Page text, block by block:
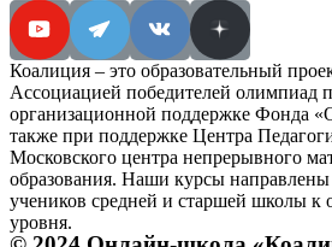
Коалиция – это образовательный
Ассоциацией победителей олимпиад
организационной поддержке Фонда
также при поддержке Центра
Московского центра непрерывного
образования. Наши курсы направлены
учеников средней и старшей школы к
уровня.